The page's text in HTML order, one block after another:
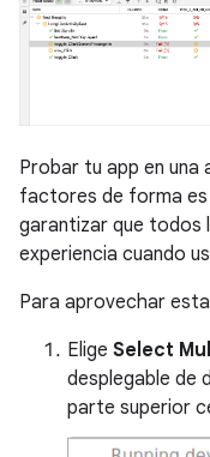
Probar tu app en una
factores de forma es
garantizar que todos
experiencia cuando
Para aprovechar
Elige Select
desplegable de
parte superior